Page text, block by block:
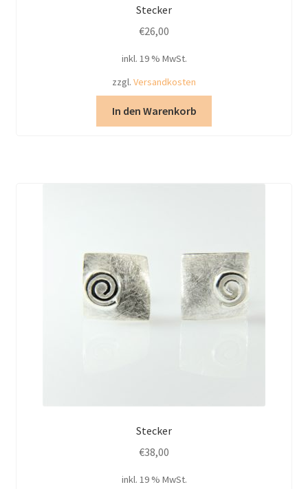
Stecker
€26,00
inkl. 19 % MwSt.
zzgl. Versandkosten
In den Warenkorb
Stecker
€38,00
inkl. 19 % MwSt.